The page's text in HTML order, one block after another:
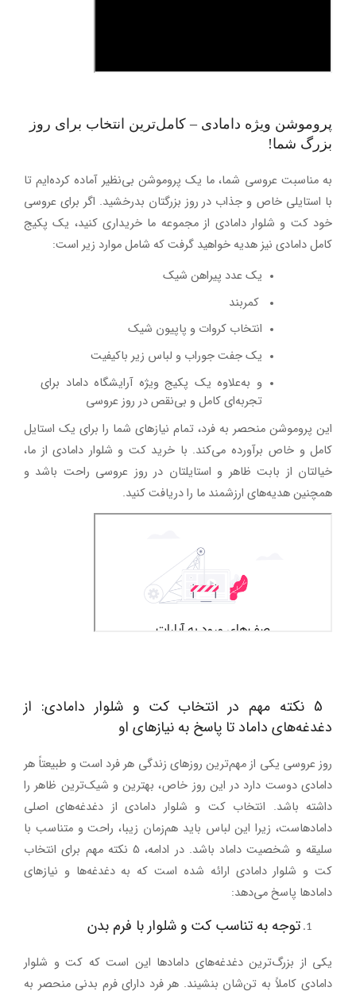
پروموشن ویژه دامادی – کامل‌ترین انتخاب برای روز
بزرگ شما!
به مناسبت عروسی شما، ما یک پروموشن بی‌نظیر آماده کرده‌ایم تا
با استایلی خاص و جذاب در روز بزرگتان بدرخشید. اگر برای عروسی
خودکت و شلوار دامادی از مجموعه ما خریداری کنید، یک پکیج
کامل دامادی نیز هدیه خواهید گرفت که شامل موارد زیر است:
یک عدد پیراهن شیک
کمربند
انتخاب کروات و پاپیون شیک
یک جفت جوراب و لباس زیر باکیفیت
و به‌علاوه یک پکیج ویژه آرایشگاه داماد برای
تجربه‌ای کامل و بی‌نقص در روز عروسی
این پروموشن منحصر به فرد، تمام نیازهای شما را برای یک استایل
کامل و خاص برآورده می‌کند. با خرید کت و شلوار دامادی از ما،
خیالتان از بابت ظاهر و استایلتان در روز عروسی راحت باشد و
همچنین هدیه‌های ارزشمند ما را دریافت کنید.
5 نکته مهم در انتخاب کت و شلوار دامادی: از
دغدغه‌های داماد تا پاسخ به نیازهای او
روز عروسی یکی از مهم‌ترین روزهای زندگی هر فرد است و طبیعتاً هر
دامادی دوست دارد در این روز خاص، بهترین و شیک‌ترین ظاهر را
داشته باشد. انتخاب کت و شلوار دامادی از دغدغه‌های اصلی
دامادهاست، زیرا این لباس باید هم‌زمان زیبا، راحت و متناسب با
سلیقه و شخصیت داماد باشد. در ادامه، 5 نکته مهم برای انتخاب
کت و شلوار دامادی ارائه شده است که به دغدغه‌ها و نیازهای
دامادها پاسخ می‌دهد:
توجه به تناسب کت و شلوار با فرم بدن
یکی از بزرگ‌ترین دغدغه‌های دامادها این است که کت و شلوار
دامادی کاملاً به تن‌شان بنشیند. هر فرد دارای فرم بدنی منحصر به